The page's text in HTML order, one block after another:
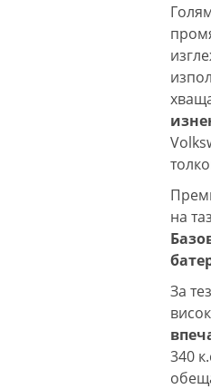
на
За
340